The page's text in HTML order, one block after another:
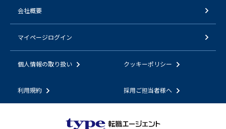
会社概要
マイページログイン
個人情報の取り扱い クッキーポリシー
利用規約 採用ご担当者様へ